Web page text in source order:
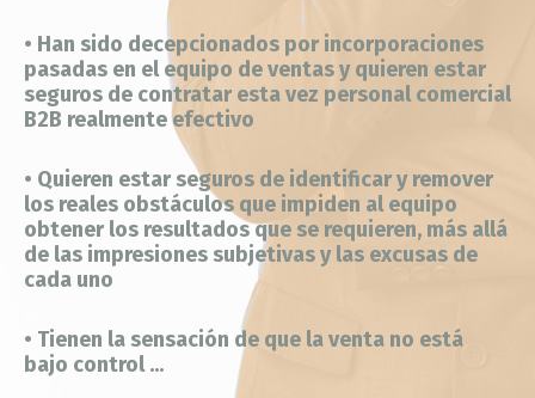
• Han sido decepcionados por incorporaciones
pasadas en el equipo de ventas y quieren estar
seguros de contratar esta vez personal comercial
B2B realmente efectivo
• Quieren estar seguros de identificar y remover
los reales obstáculos que impiden al equipo
obtener los resultados que se requieren, más allá
de las impresiones subjetivas y las excusas de
cada uno
• Tienen la sensación de que la venta no está
bajo control ...